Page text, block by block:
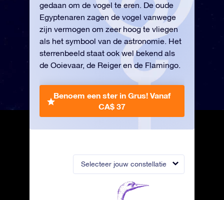
Selecteer jouw constellatie
gedaan om de vogel te eren. De oude
Egyptenaren zagen de vogel vanwege
zijn vermogen om zeer hoog te vliegen
als het symbool van de astronomie. Het
sterrenbeeld staat ook wel bekend als
de Ooievaar, de Reiger en de Flamingo.
Benoem een ster in Grus! Vanaf
CA$ 37